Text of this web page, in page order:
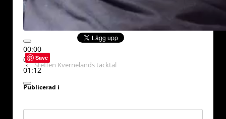
00:00
00:00
01:12
Save
‹ Steffen Kvernelands tacktal
Publicerad i